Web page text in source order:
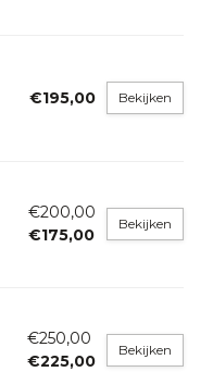
€195,00 Bekijken
€200,00
€175,00
Bekijken
€250,00
€225,00
Bekijken